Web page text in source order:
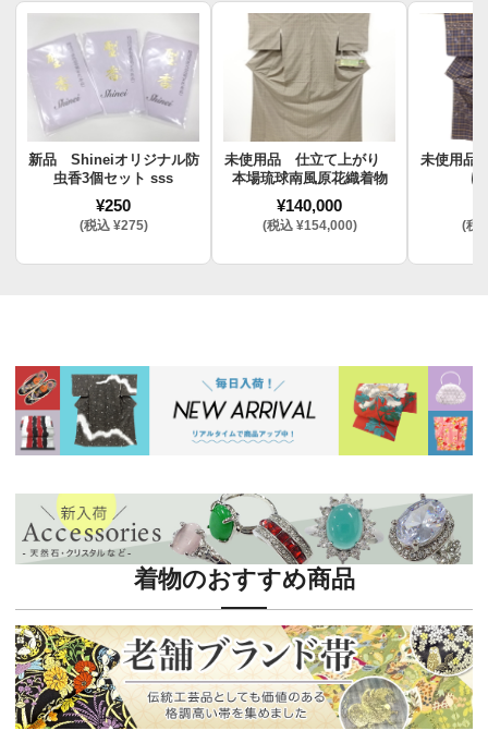
新品 Shineiオリジナル防
虫香3個セット sss
¥250
(税込 ¥275)
未使用品 仕立て上がり
本場琉球南風原花織着物
¥140,000
(税込 ¥154,000)
未使用品
(税
着物のおすすめ商品